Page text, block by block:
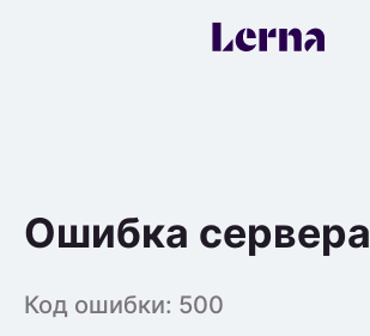
Ошибка сервера
Код ошибки: 500